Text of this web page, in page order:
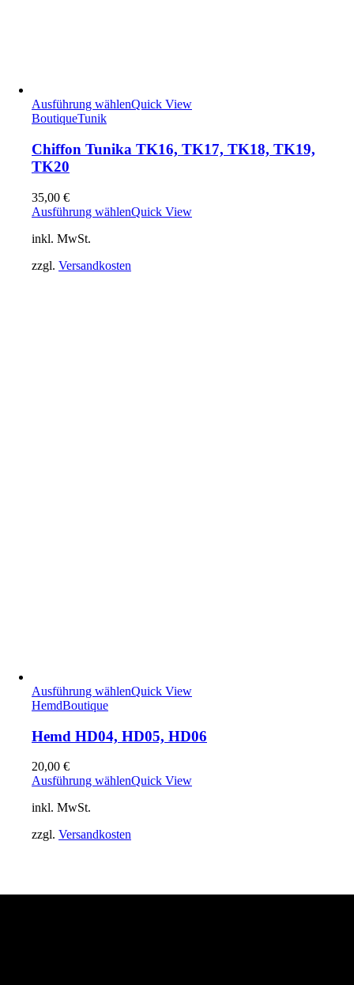
Ausführung wählenQuick View
BoutiqueTunik
Chiffon Tunika TK16, TK17, TK18, TK19,
TK20
35,00 €
Ausführung wählenQuick View
inkl. MwSt.
zzgl. Versandkosten
Ausführung wählenQuick View
HemdBoutique
Hemd HD04, HD05, HD06
20,00 €
Ausführung wählenQuick View
inkl. MwSt.
zzgl. Versandkosten